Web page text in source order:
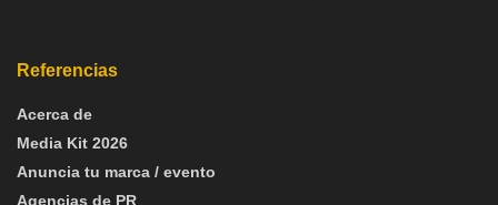
Referencias
Acerca de
Media Kit 2026
Anuncia tu marca / evento
Agencias de PR